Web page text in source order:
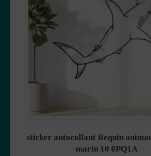
sticker autocollant Requin
marin 10 0PQ1A